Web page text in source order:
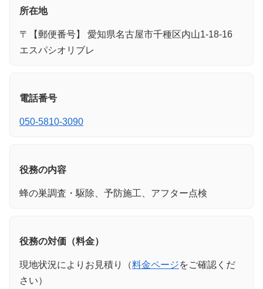
所在地
〒【郵便番号】 愛知県名古屋市千種区内山1-18-16
エスパシオリブレ
電話番号
050-5810-3090
役務の内容
蜂の巣調査・駆除、予防施工、アフター点検
役務の対価（料金）
現地状況によりお見積り（料金ページをご確認くだ
さい）